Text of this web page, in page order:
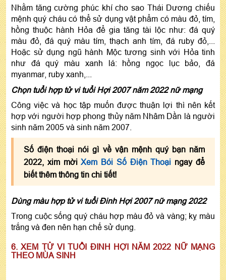
Nhằm tăng cường phúc khí cho sao Thái Dương chiếu
mệnh quý cháu có thể sử dụng vật phẩm có màu đỏ, tím,
hồng thuộc hành Hỏa để gia tăng tài lộc như: đá quý
màu đỏ, đá quý màu tím, thạch anh tím, đá ruby đỏ,...
Hoặc sử dụng ngũ hành Mộc tương sinh với Hỏa tinh
như đá quý màu xanh lá: hồng ngọc lục bảo, đá
myanmar, ruby xanh,...
Chọn tuổi hợp tử vi tuổi Hợi 2007 năm 2022 nữ mạng
Công việc và học tập muốn được thuận lợi thì nên kết
hợp với người hợp phong thủy năm Nhâm Dần là người
sinh năm 2005 và sinh năm 2007.
Số điện thoại nói gì về vận mệnh quý bạn năm
2022, xim mờiXem Bói Số Điện Thoại ngay để
biết thêm thông tin chi tiết!
Dùng màu hợp tử vi tuổi Đinh Hợi 2007 nữ mạng 2022
Trong cuộc sống quý cháu hợp màu đỏ và vàng; kỵ màu
trắng và đen nên hạn chế sử dụng.
6. XEM TỬ VI TUỔI ĐINH HỢI NĂM 2022 NỮ MẠNG
THEO MÙA SINH